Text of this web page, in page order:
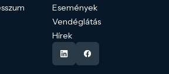
Események
Vendéglátás
Hírek